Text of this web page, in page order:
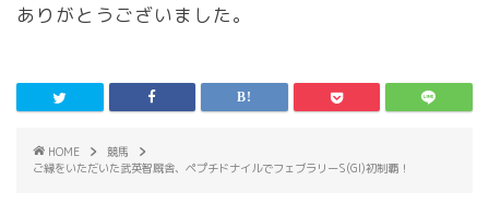
ありがとうございました。
HOME
競馬
ご縁をいただいた武英智厩舎、ペプチドナイルでフェブラリーS(GI)初制覇！